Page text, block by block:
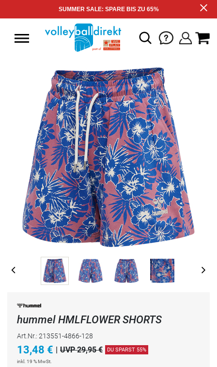
SUMMER SALE: SPARE BIS ZU 65%
hummel HMLFLOWER SHORTS
Art.Nr.: 213551-4866-128
13,48 € | UVP 29,95 € DU SPARST 55%
inkl. 19 % MwSt.